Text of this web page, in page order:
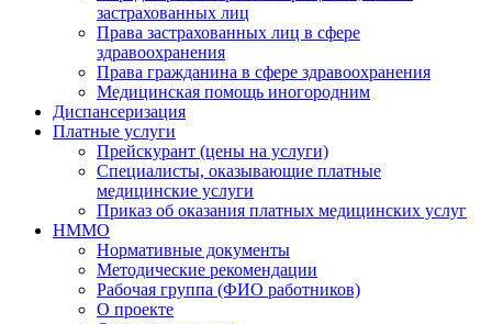
застрахованных лиц
Права застрахованных лиц в сфере
здравоохранения
Права гражданина в сфере здравоохранения
Медицинская помощь иногородним
Диспансеризация
Платные услуги
Прейскурант (цены на услуги)
Специалисты, оказывающие платные
медицинские услуги
Приказ об оказания платных медицинских услуг
НММО
Нормативные документы
Методические рекомендации
Рабочая группа (ФИО работников)
О проекте